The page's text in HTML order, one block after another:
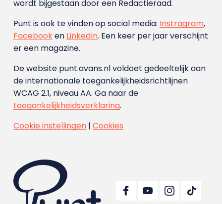
wordt bijgestaan door een Redactieraad.
Punt is ook te vinden op social media: Instragram,
Facebooken LinkedIn. Een keer per jaar verschijnt
er een magazine.
De website punt.avans.nl voldoet gedeeltelijk aan
de internationale toegankelijkheidsrichtlijnen
WCAG 2.1, niveau AA. Ga naar de
toegankelijkheidsverklaring.
Cookie instellingen| Cookies